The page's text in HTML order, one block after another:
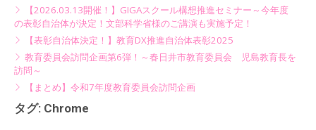
【2026.03.13開催！】GIGAスクール構想推進セミナー～今年度
の表彰自治体が決定！文部科学省様のご講演も実施予定！
【表彰自治体決定！】教育DX推進自治体表彰2025
教育委員会訪問企画第6弾！～春日井市教育委員会 児島教育長を
訪問～
【まとめ】令和7年度教育委員会訪問企画
タグ: Chrome